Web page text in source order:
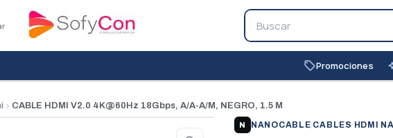
local_offerPromociones
CABLE HDMI V2.0 4K@60Hz 18Gbps, A/A-A/M, NEGRO, 1.5 M
N NANOCABLE CABLES HDMI